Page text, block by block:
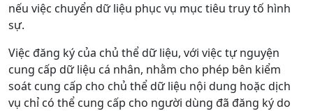
nếu việc chuyển dữ liệu phục vụ mục tiêu truy tố hình
sự.
Việc đăng ký của chủ thể dữ liệu, với việc tự nguyện
cung cấp dữ liệu cá nhân, nhằm cho phép bên kiểm
soát cung cấp cho chủ thể dữ liệu nội dung hoặc dịch
vụ chỉ có thể cung cấp cho người dùng đã đăng ký do